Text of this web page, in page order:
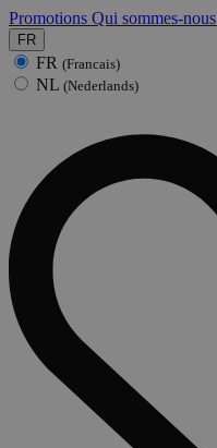
Promotions Qui sommes-nous
FR
FR (Francais)
NL (Nederlands)